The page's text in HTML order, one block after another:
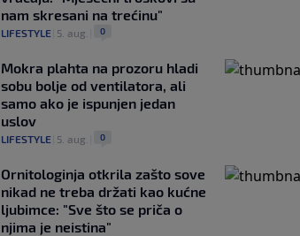
nam skresani na trećinu"
LIFESTYLE 5. aug. 0
Mokra plahta na prozoru hladi
sobu bolje od ventilatora, ali
samo ako je ispunjen jedan
uslov
LIFESTYLE 5. aug. 0
Ornitologinja otkrila zašto sove
nikad ne treba držati kao kućne
ljubimce: "Sve što se priča o
njima je neistina"